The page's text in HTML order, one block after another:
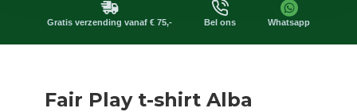
Gratis verzending vanaf € 75,- Bel ons Whatsapp
Fair Play t-shirt Alba